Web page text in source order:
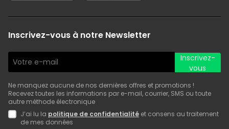
Inscrivez-vous à notre Newsletter
Inscrivez-
vous
Ne manquez aucune de nos dernières offres et promotions !
Recevez toutes les informations par e-mail, courrier, SMS ou toute
autre méthode électronique
J’ai lu la politique de confidentialité et consens au traitement
de mes données